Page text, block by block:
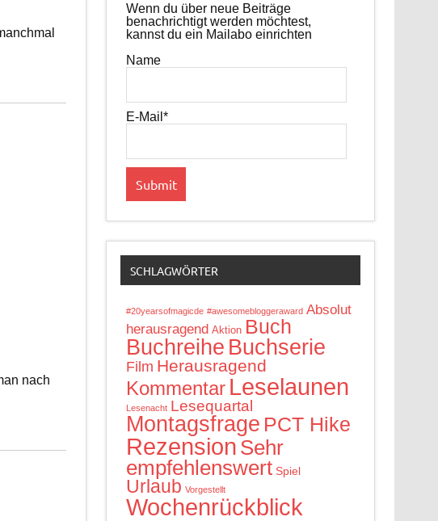
nach
Wenn du über neue Beiträge
benachrichtigt werden möchtest,
kannst du ein Mailabo einrichten
Name
E-Mail*
SCHLAGWÖRTER
#20yearsofmagicde #awesomebloggeraward Absolut
herausragend Aktion Buch
Buchreihe Buchserie
Film Herausragend
Kommentar Leselaunen
Lesenacht Lesequartal
Montagsfrage PCT Hike
Rezension Sehr
empfehlenswert Spiel
Urlaub Vorgestellt
Wochenrückblick